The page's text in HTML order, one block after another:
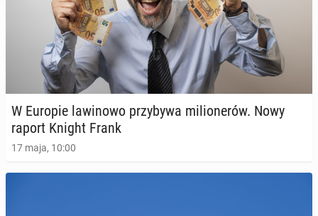
W Europie la­wi­no­wo przy­by­wa mi­lio­ne­rów. Nowy
raport Knight Frank
17 maja, 10:00